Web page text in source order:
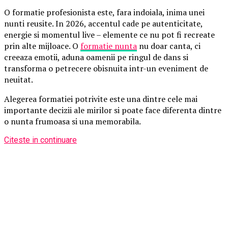
O formatie profesionista este, fara indoiala, inima unei
nunti reusite. In 2026, accentul cade pe autenticitate,
energie si momentul live – elemente ce nu pot fi recreate
prin alte mijloace. O formatie nunta nu doar canta, ci
creeaza emotii, aduna oamenii pe ringul de dans si
transforma o petrecere obisnuita intr-un eveniment de
neuitat.
Alegerea formatiei potrivite este una dintre cele mai
importante decizii ale mirilor si poate face diferenta dintre
o nunta frumoasa si una memorabila.
Citeste in continuare